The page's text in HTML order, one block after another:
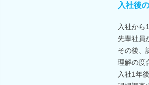
入社後
入社から
先輩社員
その後、
理解の度
入社1年